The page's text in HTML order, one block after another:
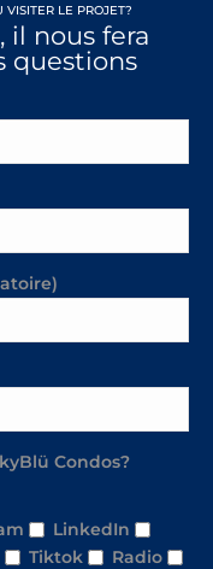
LE PROJET?
il nous fera
questions
Condos?
LinkedIn
Tiktok
Radio